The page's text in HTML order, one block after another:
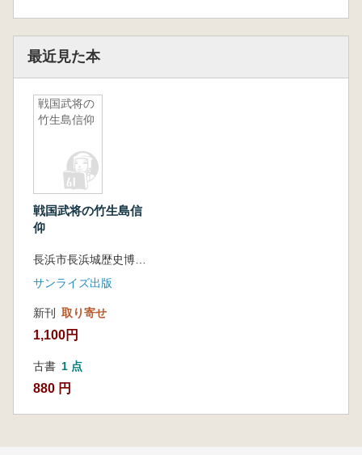
最近見た本
戦国武将の
竹生島信仰
戦国武将の竹生島信
仰
サンライズ出版
新刊 取り寄せ
1,100円
古書 1 点
880 円